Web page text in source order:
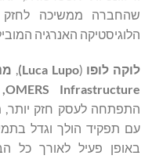
שהחברה ממשיכה
הלוגיסטיקה האנרגיה
לוקה לופו (
Luca Lupo
)
,
OMERS Infrastructure
התפתחה לעסק חזק יותר,
עם תפקיד הולך וגדל
באופן פעיל לאורך כל